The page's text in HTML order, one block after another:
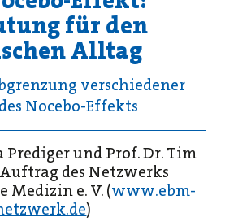
für den
Alltag
verschiedener
Nocebo-Effekts
Prediger und Prof. Dr. Tim
des Netzwerks
Medizin e. V. (www.ebm-
)